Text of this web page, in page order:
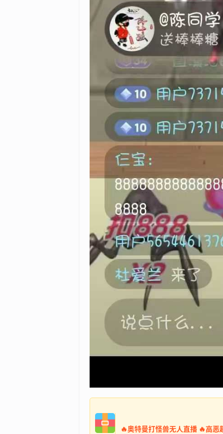
🔥奥特曼打怪兽无人直播 ​🔥高